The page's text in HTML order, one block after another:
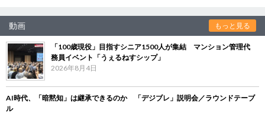
動画 もっと見る
「100歳現役」目指すシニア1500人が集結 マンション管理代
務員イベント「うぇるねすシップ」
2026年8月4日
AI時代、「暗黙知」は継承できるのか 「デジブレ」説明会／ラウンドテーブ
ル